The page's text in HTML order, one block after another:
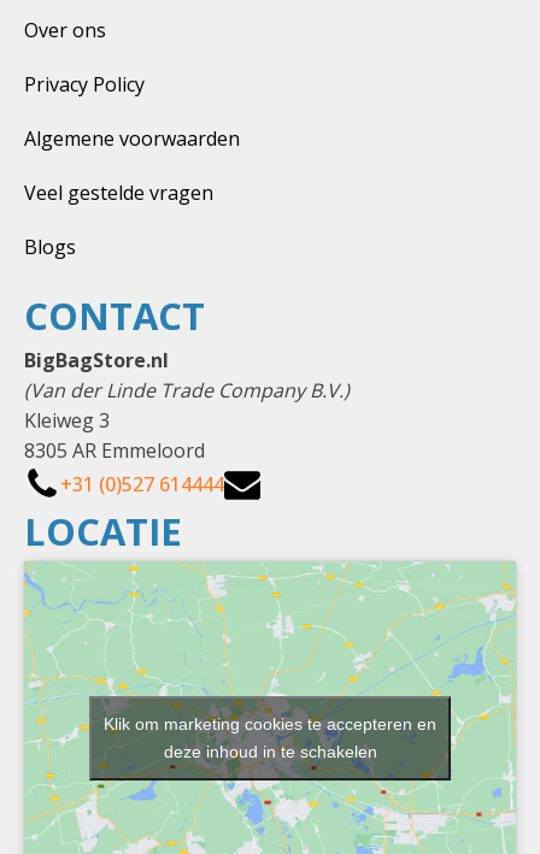
Over ons
Privacy Policy
Algemene voorwaarden
Veel gestelde vragen
Blogs
LOCATIE
Klik om marketing cookies te accepteren en
deze inhoud in te schakelen
CONTACT
BigBagStore.nl
(Van der Linde Trade Company B.V.)
Kleiweg 3
8305 AR Emmeloord
+31 (0)527 614444